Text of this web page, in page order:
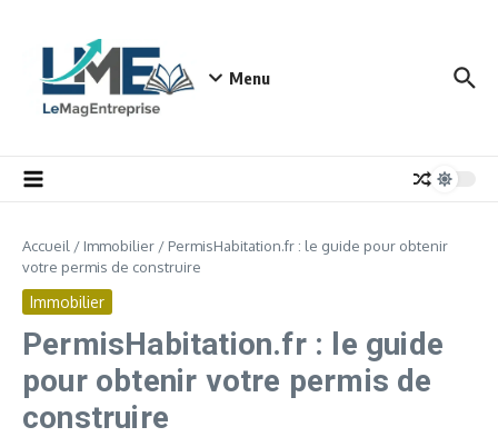
Menu
Accueil / Immobilier / PermisHabitation.fr : le guide pour obtenir
votre permis de construire
Immobilier
PermisHabitation.fr : le guide
pour obtenir votre permis de
construire